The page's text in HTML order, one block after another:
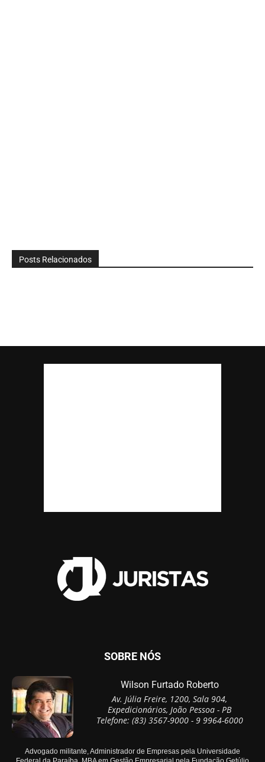
Posts Relacionados
SOBRE NÓS
Wilson Furtado Roberto
Av. Júlia Freire, 1200, Sala 904,
Expedicionários, João Pessoa - PB
Telefone: (83) 3567-9000 - 9 9964-6000
Advogado militante, Administrador de Empresas pela Universidade